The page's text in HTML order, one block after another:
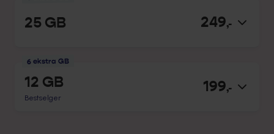
25 GB 249,-
6 ekstra GB
12 GB
Bestselger
199,-